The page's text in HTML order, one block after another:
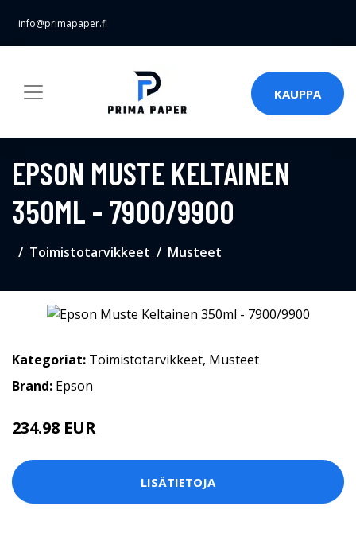
info@primapaper.fi
KAUPPA
EPSON MUSTE KELTAINEN
350ML - 7900/9900
Toimistotarvikkeet Musteet
Kategoriat: Toimistotarvikkeet, Musteet
Brand: Epson
234.98 EUR
LISÄTIETOJA